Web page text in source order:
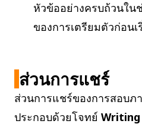
หัวข้ออย่างครบถ้วนใน
ของการเตรียมตัวก่อน
ส่วนการแชร์
ส่วนการแชร์ของการสอบภ
ประกอบด้วยโจทย์ Writing